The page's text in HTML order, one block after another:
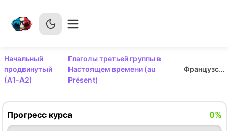
Начальный
продвинутый
(А1-А2)
Глаголы третьей группы в
Настоящем времени (au
Présent)
Французские глаголы 3 (третьей) группы типа faire, dire, écrire, lire в Настоящем времени
Прогресс курса 0%